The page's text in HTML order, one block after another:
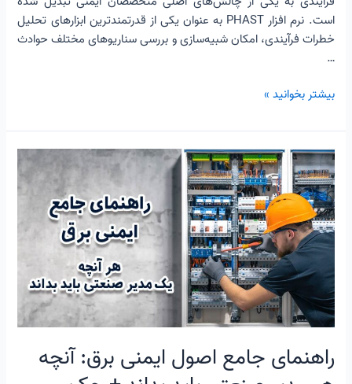
است. نرم افزار PHAST به عنوان یکی از قدرتمندترین ابزارهای تحلیل
خطرات فرآیندی، امکان شبیه‌سازی و بررسی سناریوهای مختلف حوادث
…
بیشتر بخوانید »
راهنمای جامع اصول ایمنی برق: آنچه
راهنمای
جامع
اصول
ایمنی
برق:
آنچه
هر
مدیر
صنعتی
باید
بداند
+